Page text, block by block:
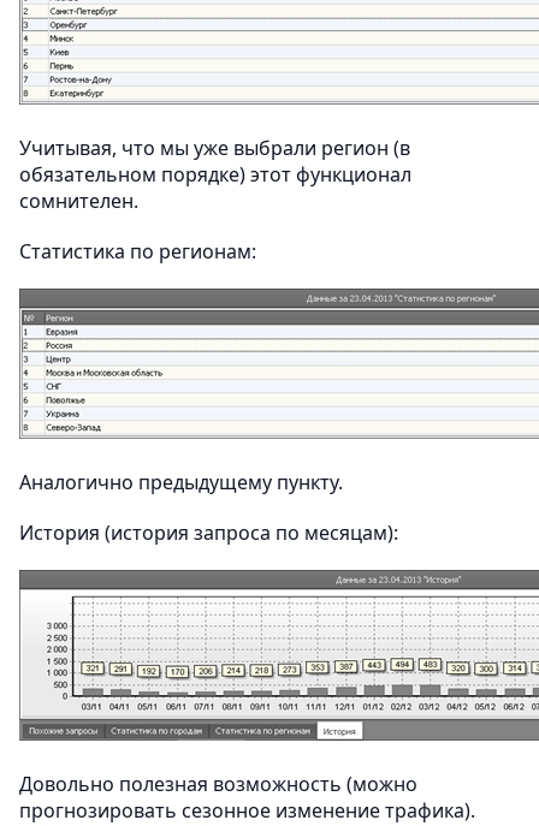
Учитывая, что мы уже выбрали регион (в
обязательном порядке) этот функционал
сомнителен.
Статистика по регионам:
Аналогично предыдущему пункту.
История (история запроса по месяцам):
Довольно полезная возможность (можно
прогнозировать сезонное изменение трафика).